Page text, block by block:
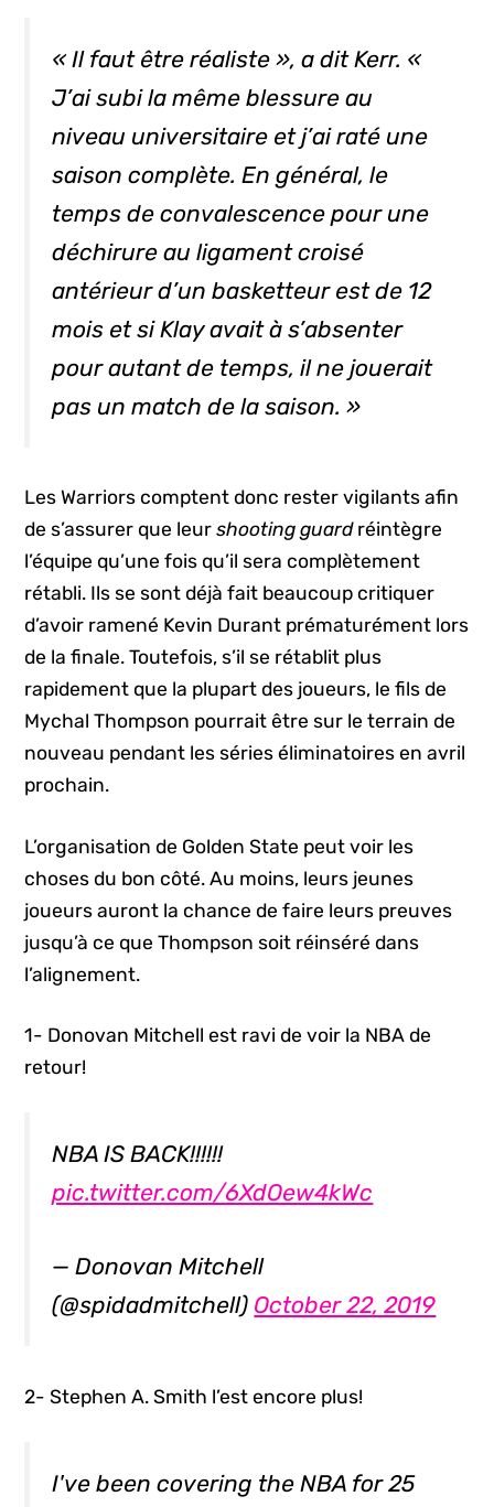
« Il faut être réaliste », a dit Kerr. «
J’ai subi la même blessure au
niveau universitaire et j’ai raté une
saison complète. En général, le
temps de convalescence pour une
déchirure au ligament croisé
antérieur d’un basketteur est de 12
mois et si Klay avait à s’absenter
pour autant de temps, il ne jouerait
pas un match de la saison. »
Les Warriors comptent donc rester vigilants afin
de s’assurer que leur shooting guard réintègre
l’équipe qu’une fois qu’il sera complètement
rétabli. Ils se sont déjà fait beaucoup critiquer
d’avoir ramené Kevin Durant prématurément lors
de la finale. Toutefois, s’il se rétablit plus
rapidement que la plupart des joueurs, le fils de
Mychal Thompson pourrait être sur le terrain de
nouveau pendant les séries éliminatoires en avril
prochain.
L’organisation de Golden State peut voir les
choses du bon côté. Au moins, leurs jeunes
joueurs auront la chance de faire leurs preuves
jusqu’à ce que Thompson soit réinséré dans
l’alignement.
1- Donovan Mitchell est ravi de voir la NBA de
retour!
NBA IS BACK!!!!!!
pic.twitter.com/6XdOew4kWc
— Donovan Mitchell
(@spidadmitchell) October 22, 2019
2- Stephen A. Smith l’est encore plus!
I've been covering the NBA for 25